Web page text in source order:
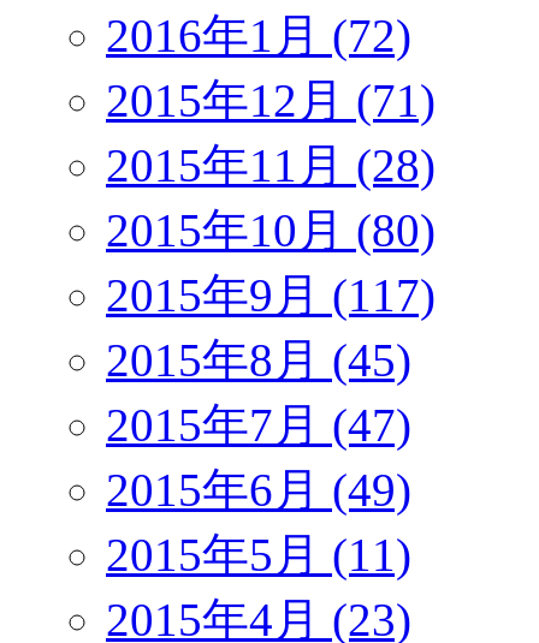
2016年1月 (72)
2015年12月 (71)
2015年11月 (28)
2015年10月 (80)
2015年9月 (117)
2015年8月 (45)
2015年7月 (47)
2015年6月 (49)
2015年5月 (11)
2015年4月 (23)